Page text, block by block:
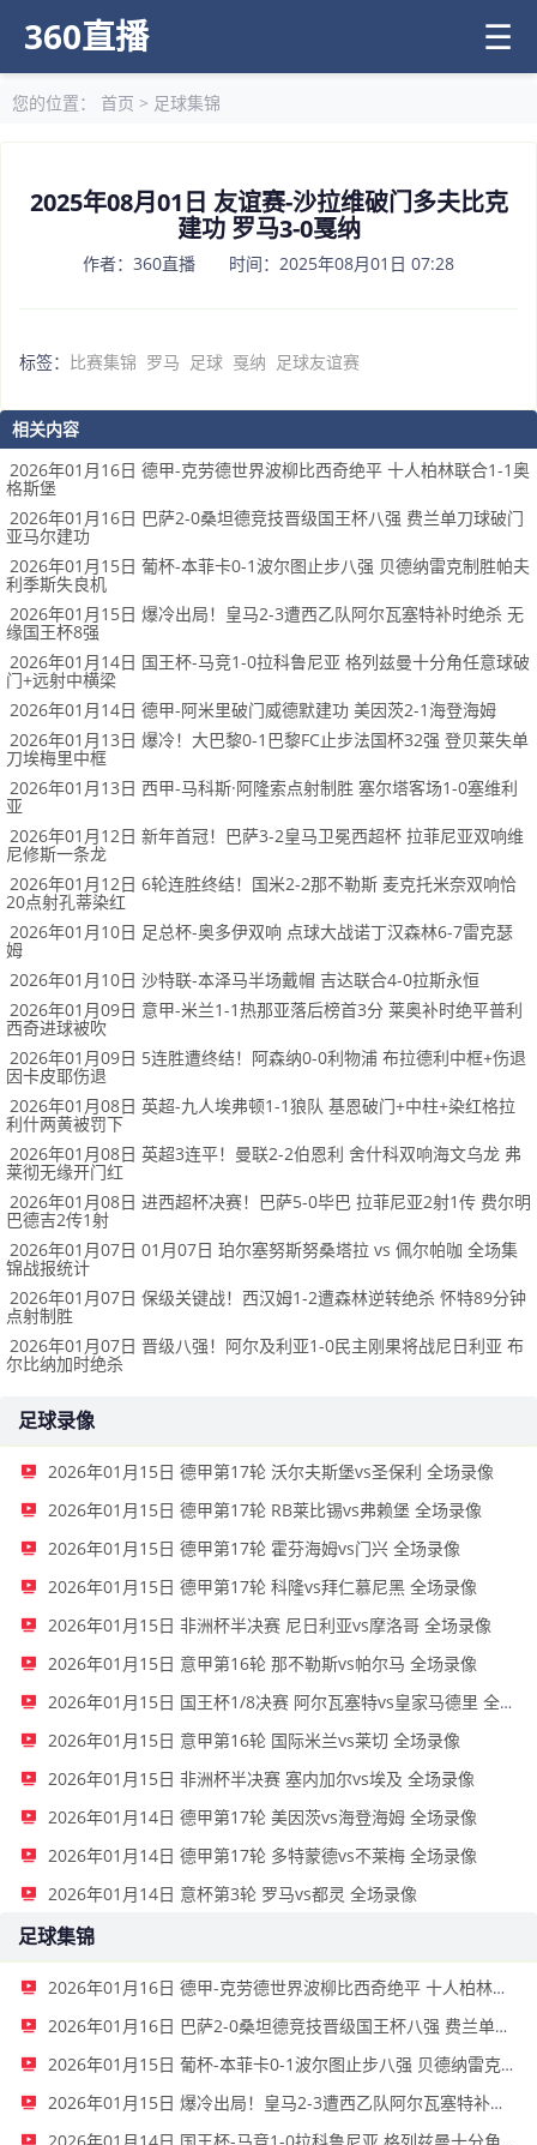
360直播 ☰
您的位置： 首页 > 足球集锦
2025年08月01日 友谊赛-沙拉维破门多夫比克
建功 罗马3-0戛纳
作者：360直播 时间：2025年08月01日 07:28
标签： 比赛集锦 罗马 足球 戛纳 足球友谊赛
相关内容
2026年01月16日 德甲-克劳德世界波柳比西奇绝平 十人柏林联合1-1奥
格斯堡
2026年01月16日 巴萨2-0桑坦德竞技晋级国王杯八强 费兰单刀球破门
亚马尔建功
2026年01月15日 葡杯-本菲卡0-1波尔图止步八强 贝德纳雷克制胜帕夫
利季斯失良机
2026年01月15日 爆冷出局！皇马2-3遭西乙队阿尔瓦塞特补时绝杀 无
缘国王杯8强
2026年01月14日 国王杯-马竞1-0拉科鲁尼亚 格列兹曼十分角任意球破
门+远射中横梁
2026年01月14日 德甲-阿米里破门威德默建功 美因茨2-1海登海姆
2026年01月13日 爆冷！大巴黎0-1巴黎FC止步法国杯32强 登贝莱失单
刀埃梅里中框
2026年01月13日 西甲-马科斯·阿隆索点射制胜 塞尔塔客场1-0塞维利
亚
2026年01月12日 新年首冠！巴萨3-2皇马卫冕西超杯 拉菲尼亚双响维
尼修斯一条龙
2026年01月12日 6轮连胜终结！国米2-2那不勒斯 麦克托米奈双响恰
20点射孔蒂染红
2026年01月10日 足总杯-奥多伊双响 点球大战诺丁汉森林6-7雷克瑟
姆
2026年01月10日 沙特联-本泽马半场戴帽 吉达联合4-0拉斯永恒
2026年01月09日 意甲-米兰1-1热那亚落后榜首3分 莱奥补时绝平普利
西奇进球被吹
2026年01月09日 5连胜遭终结！阿森纳0-0利物浦 布拉德利中框+伤退
因卡皮耶伤退
2026年01月08日 英超-九人埃弗顿1-1狼队 基恩破门+中柱+染红格拉
利什两黄被罚下
2026年01月08日 英超3连平！曼联2-2伯恩利 舍什科双响海文乌龙 弗
莱彻无缘开门红
2026年01月08日 进西超杯决赛！巴萨5-0毕巴 拉菲尼亚2射1传 费尔明
巴德吉2传1射
2026年01月07日 01月07日 珀尔塞努斯努桑塔拉 vs 佩尔帕咖 全场集
锦战报统计
2026年01月07日 保级关键战！西汉姆1-2遭森林逆转绝杀 怀特89分钟
点射制胜
2026年01月07日 晋级八强！阿尔及利亚1-0民主刚果将战尼日利亚 布
尔比纳加时绝杀
足球录像
2026年01月15日 德甲第17轮 沃尔夫斯堡vs圣保利 全场录像
2026年01月15日 德甲第17轮 RB莱比锡vs弗赖堡 全场录像
2026年01月15日 德甲第17轮 霍芬海姆vs门兴 全场录像
2026年01月15日 德甲第17轮 科隆vs拜仁慕尼黑 全场录像
2026年01月15日 非洲杯半决赛 尼日利亚vs摩洛哥 全场录像
2026年01月15日 意甲第16轮 那不勒斯vs帕尔马 全场录像
2026年01月15日 国王杯1/8决赛 阿尔瓦塞特vs皇家马德里 全场录像
2026年01月15日 意甲第16轮 国际米兰vs莱切 全场录像
2026年01月15日 非洲杯半决赛 塞内加尔vs埃及 全场录像
2026年01月14日 德甲第17轮 美因茨vs海登海姆 全场录像
2026年01月14日 德甲第17轮 多特蒙德vs不莱梅 全场录像
2026年01月14日 意杯第3轮 罗马vs都灵 全场录像
足球集锦
2026年01月16日 德甲-克劳德世界波柳比西奇绝平 十人柏林联合1-1奥格斯堡
2026年01月16日 巴萨2-0桑坦德竞技晋级国王杯八强 费兰单刀球破门亚马尔建功
2026年01月15日 葡杯-本菲卡0-1波尔图止步八强 贝德纳雷克制胜帕夫利季斯失良机
2026年01月15日 爆冷出局！皇马2-3遭西乙队阿尔瓦塞特补时绝杀 无缘国王杯8强